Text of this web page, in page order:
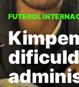
FUTEBOL